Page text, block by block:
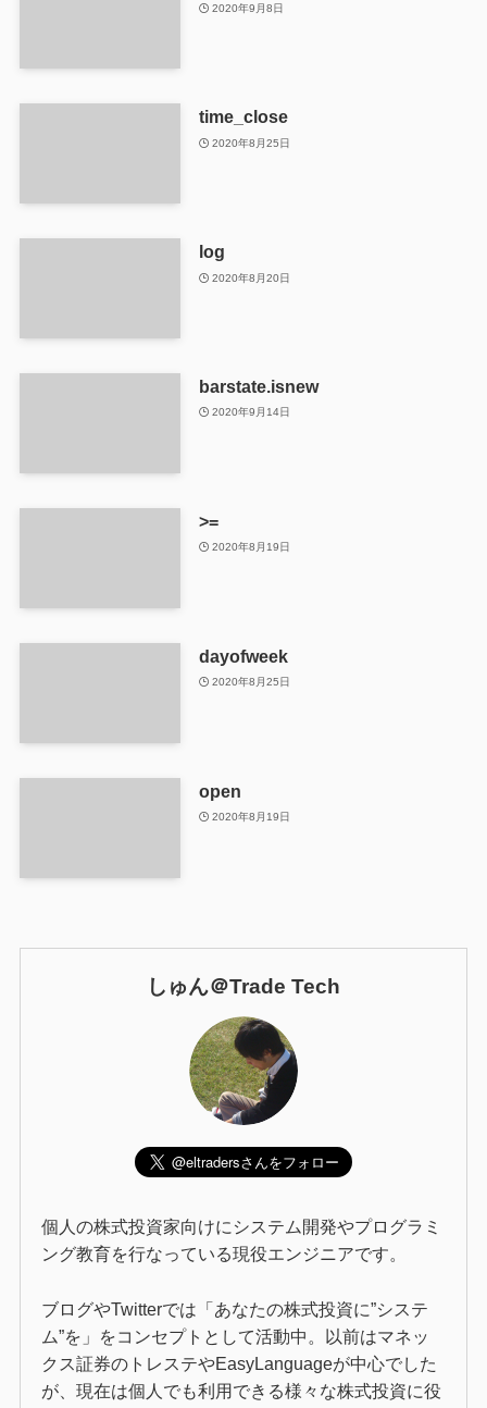
2020年9月8日
time_close
2020年8月25日
log
2020年8月20日
barstate.isnew
2020年9月14日
>=
2020年8月19日
dayofweek
2020年8月25日
open
2020年8月19日
しゅん＠Trade Tech
個人の株式投資家向けにシステム開発やプログラミ
ング教育を行なっている現役エンジニアです。
ブログやTwitterでは「あなたの株式投資に”システ
ム”を」をコンセプトとして活動中。以前はマネッ
クス証券のトレステやEasyLanguageが中心でした
が、現在は個人でも利用できる様々な株式投資に役